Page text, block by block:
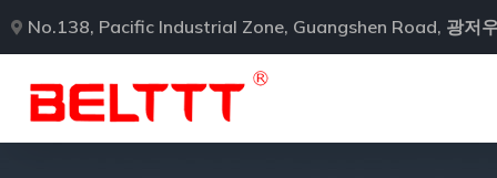
No.138, Pacific Industrial Zone, Guangshen Road, 광저